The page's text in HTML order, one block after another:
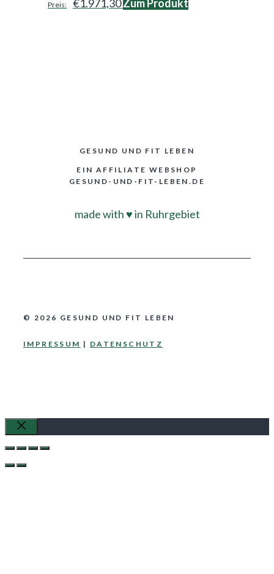
€1.971,30Zum Produkt
GESUND UND FIT LEBEN
EIN AFFILIATE WEBSHOP
GESUND-UND-FIT-LEBEN.DE
made with ♥in Ruhrgebiet
© 2026 GESUND UND FIT LEBEN
IMPRESSUM | DATENSCHUTZ
Schließen